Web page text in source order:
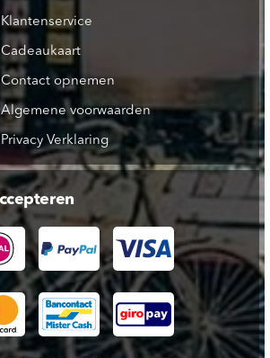
Klantenservice
Cadeaukaart
Contact opnemen
Algemene voorwaarden
Privacy Verklaring